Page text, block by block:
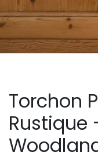
Torchon
Rustique